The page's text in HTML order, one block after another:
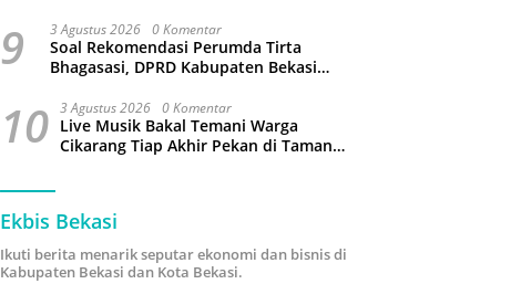
9 3 Agustus 2026 0 Komentar
Soal Rekomendasi Perumda Tirta
Bhagasasi, DPRD Kabupaten Bekasi
10 3 Agustus 2026 0 Komentar
Live Musik Bakal Temani Warga
Cikarang Tiap Akhir Pekan di Taman
Ekbis Bekasi
Ikuti berita menarik seputar ekonomi dan bisnis di
Kabupaten Bekasi dan Kota Bekasi.